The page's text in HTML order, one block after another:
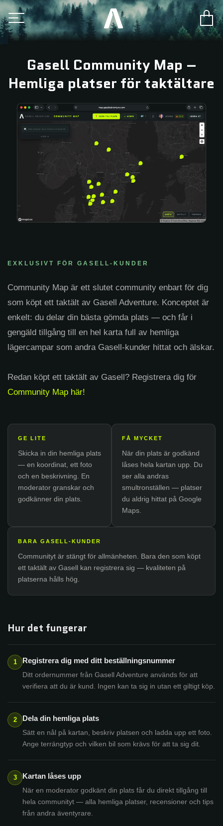
Gasell Community Map –
Hemliga platser för taktältare
EXKLUSIVT FÖR GASELL-KUNDER
Community Map är ett slutet community enbart för dig
som köpt ett taktält av Gasell Adventure. Konceptet är
enkelt: du delar din bästa gömda plats — och får i
gengäld tillgång till en hel karta full av hemliga
lägercampar som andra Gasell-kunder hittat och älskar.
Redan köpt ett taktält av Gasell? Registrera dig för
Community Map här!
GE LITE
Skicka in din hemliga plats
— en koordinat, ett foto
och en beskrivning. En
moderator granskar och
godkänner din plats.
FÅ MYCKET
När din plats är godkänd
låses hela kartan upp. Du
ser alla andras
smultronställen — platser
du aldrig hittat på Google
Maps.
BARA GASELL-KUNDER
Communityt är stängt för allmänheten. Bara den som köpt
ett taktält av Gasell kan registrera sig — kvaliteten på
platserna hålls hög.
Hur det fungerar
1 Registrera dig med ditt beställningsnummer
Ditt ordernummer från Gasell Adventure används för att
verifiera att du är kund. Ingen kan ta sig in utan ett giltigt köp.
2 Dela din hemliga plats
Sätt en nål på kartan, beskriv platsen och ladda upp ett foto.
Ange terrängtyp och vilken bil som krävs för att ta sig dit.
3 Kartan låses upp
När en moderator godkänt din plats får du direkt tillgång till
hela communityt — alla hemliga platser, recensioner och tips
från andra äventyrare.